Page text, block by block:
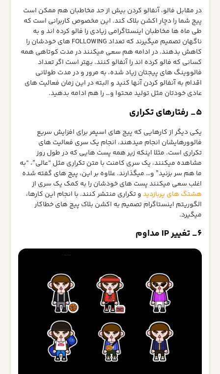
در مقابل فالو، آنفالو کردن بیش از حد مخاطبان هم ممکن است
پیج شما را دچار اکشن بلاک کند. این مخصوص کاربرانی است که
طی ماه ها مخاطبان اینستاگرامی زیادی را فالو کرده اند و به
ناگهان تصمیم میگیرند که تعداد FOLLOWING های خودشان را
کاهش بدهند. در ادامه هم سعی میکنند در مدت کوتاهی همه
کسانی که فالو کرده اند را آنفالو کنند. بهتر است اگر تعداد
فالووینگ های پیجتان زیاد شده، به مرور و در مدت طولانی
اقدام به آنفالو کردن آنها کنید و البته در این زمان فعالیت های
عادی خودتان مثل تولید محتوا و… را هم ادامه بدهید.
5_ رفتارهای تکراری
یکی دیگر از کارهایی که پیج های اسپمر برای افزایش سریع
فالوورهایشان انجام میدهند، انجام یک سری فعالیت های
تکراری است. مثلا اینکه زیر همه پست هایی که در طول روز
مشاهده میکنند، یک سری کامنت با متن تکراری مثل “عالی”، “به
ما هم سر بزنید” و… میگذارند. علاوه بر این، پیج های گفته شده
اغلب سعی میکنند پست های خودشان را به کمک یک سری از
هشتگ های پربازدیدو تکراری منتشر کنند. با انجام این کارها،
الگوریتم اینستاگرام تصمیم به اکشن بلاک پیج های خطاکار
میگیرد.
6_ تغییر IP مداوم